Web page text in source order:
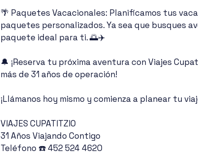
🌴 Paquetes Vacacionales: Planificamos tus
paquetes personalizados. Ya sea que busques
paquete ideal para ti. 🌅✈️
🔔 ¡Reserva tu próxima aventura con Viajes
más de 31 años de operación!
¡Llámanos hoy mismo y comienza a planear tu
VIAJES CUPATITZIO
31 Años Viajando Contigo
Teléfono ☎️ 452 524 4620